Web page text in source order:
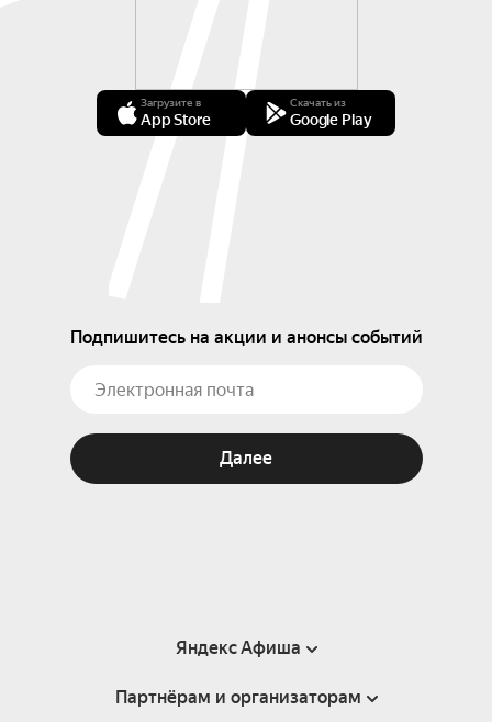
Загрузите в
App Store
Скачать из
Google Play
Подпишитесь на акции и анонсы событий
Далее
Яндекс Афиша
Справка
Партнёрам и организаторам